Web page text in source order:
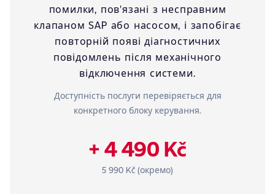
помилки, пов'язані з несправним
клапаном SAP або насосом, і запобігає
повторній появі діагностичних
повідомлень після механічного
відключення системи.
Доступність послуги перевіряється для
конкретного блоку керування.
+ 4 490 Kč
5 990 Kč (окремо)